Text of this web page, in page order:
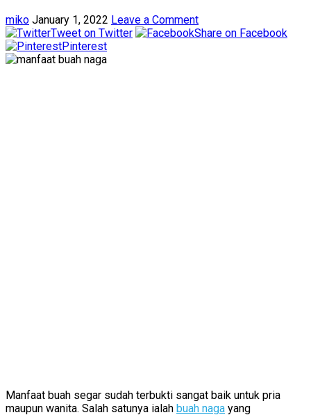
miko January 1, 2022 Leave a Comment
Tweet on Twitter
Share on Facebook
Pinterest
Manfaat buah segar sudah terbukti sangat baik untuk pria
maupun wanita. Salah satunya ialah buah naga yang